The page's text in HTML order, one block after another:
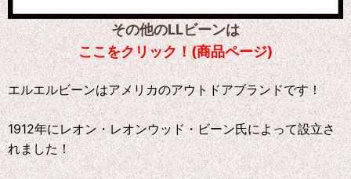
その他のLLビーンは
ここをクリック！(商品ページ)
エルエルビーンはアメリカのアウトドアブランドです！
1912年にレオン・レオンウッド・ビーン氏によって設立さ
れました！